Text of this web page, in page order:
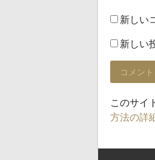
新しい
新しい
このサイ
方法の詳